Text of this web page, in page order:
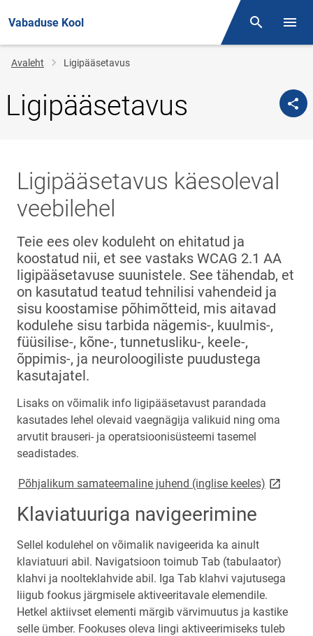
Vabaduse Kool Otsing
Jälglink
Avaleht Ligipääsetavus
Ligipääsetavus
Ligipääsetavus käesoleval
veebilehel
Teie ees olev koduleht on ehitatud ja
koostatud nii, et see vastaks WCAG 2.1 AA
ligipääsetavuse suunistele. See tähendab, et
on kasutatud teatud tehnilisi vahendeid ja
sisu koostamise põhimõtteid, mis aitavad
kodulehe sisu tarbida nägemis-, kuulmis-,
füüsilise-, kõne-, tunnetusliku-, keele-,
õppimis-, ja neuroloogiliste puudustega
kasutajatel.
Lisaks on võimalik info ligipääsetavust parandada
kasutades lehel olevaid vaegnägija valikuid ning oma
arvutit brauseri- ja operatsioonisüsteemi tasemel
seadistades.
Põhjalikum samateemaline juhend (inglise keeles) link
Klaviatuuriga navigeerimine
Sellel kodulehel on võimalik navigeerida ka ainult
klaviatuuri abil. Navigatsioon toimub Tab (tabulaator)
klahvi ja noolteklahvide abil. Iga Tab klahvi vajutusega
liigub fookus järgmisele aktiveeritavale elemendile.
Hetkel aktiivset elementi märgib värvimuutus ja kastike
selle ümber. Fookuses oleva lingi aktiveerimiseks tuleb